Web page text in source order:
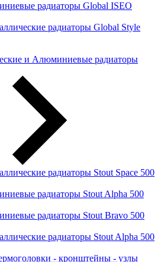
радиаторы Global ISEO
радиаторы Global Style
и Алюминиевые радиаторы
радиаторы Stout Space 500
радиаторы Stout Alpha 500
радиаторы Stout Bravo 500
радиаторы Stout Alpha 500
- кронштейны - узлы